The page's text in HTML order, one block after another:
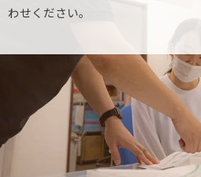
わせください。